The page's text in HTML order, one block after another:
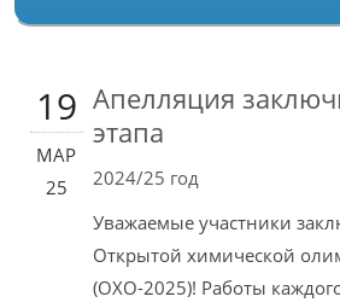
19
МАР
25
Апелляция
этапа
2024/25 год
Уважаемые участники
Открытой химической
(ОХО-2025)! Работы